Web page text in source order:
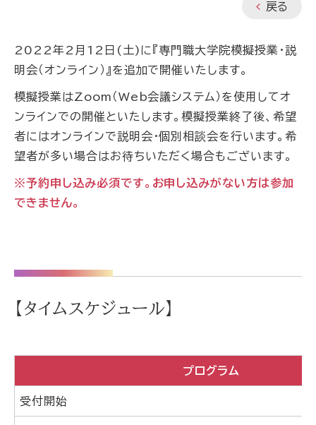
戻る
2022年2月12日(土)に『専門職大学院模擬授業・説
明会（オンライン）』を追加で開催いたします。
模擬授業はZoom（Web会議システム）を使用してオ
ンラインでの開催といたします。模擬授業終了後、希望
者にはオンラインで説明会・個別相談会を行います。希
望者が多い場合はお待ちいただく場合もございます。
※予約申し込み必須です。お申し込みがない方は参加
できません。
【タイムスケジュール】
プログラム
受付開始